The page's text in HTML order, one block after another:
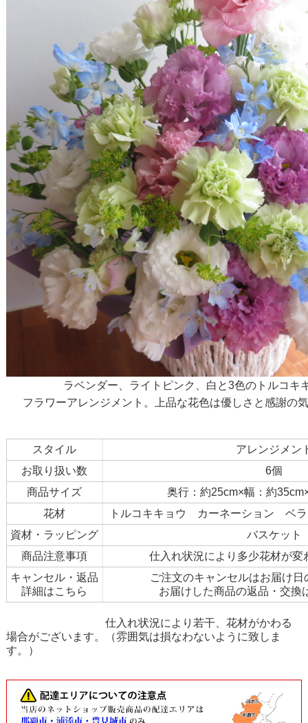
ラベンダー、ライトピンク、白と3色のトルコキ
フラワーアレンジメント。上品な花色は優しさと感謝の
スタイル
アレンジメン
お取り扱い数
6個
商品サイズ
奥行：約25cm×幅：約
花材
トルコキキョウ カーネーション ベ
資材・ラッピング
バスケット
商品注意事項
仕入れ状況により多少花材が変
キャンセル・返品
詳細はこちら
ご注文のキャンセルはお届け
お届けした商品の返品・交換
仕入れ状況により若干、花材がかわる
場合がございます。（雰囲気は損なわないように致しま
す。）